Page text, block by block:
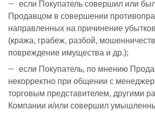
если Покупатель совершил или
Продавцом в совершении
направленных на причинение
(кража, грабеж, разбой,
повреждение имущества и др.);
если Покупатель, по мнению
некорректно при общении с
торговым представителем, другими
Компании и/или совершил